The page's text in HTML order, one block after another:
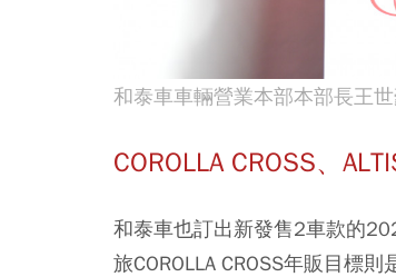
和泰車車輛營業本部本部長王
COROLLA CROSS、
和泰車也訂出新發售2車款的
旅COROLLA CROSS年販目標則